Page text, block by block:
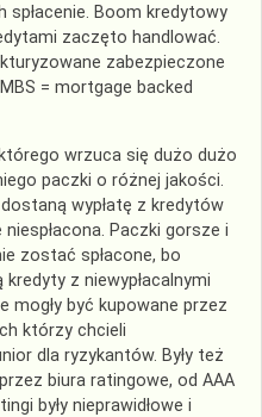
spłacenie. Boom kredytowy
zaczęto handlować.
zabezpieczone
= mortgage backed
wrzuca się dużo dużo
paczki o różnej jakości.
wypłatę z kredytów
Paczki gorsze i
zostać spłacone, bo
z niewypłacalnymi
mogły być kupowane przez
którzy chcieli
dla ryzykantów. Były też
biura ratingowe, od AAA
były nieprawidłowe i